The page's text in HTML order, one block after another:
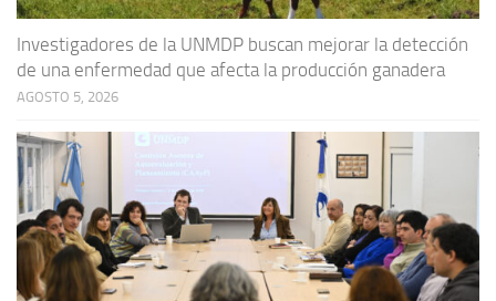
Investigadores de la UNMDP buscan mejorar la detección
de una enfermedad que afecta la producción ganadera
AGOSTO 5, 2026